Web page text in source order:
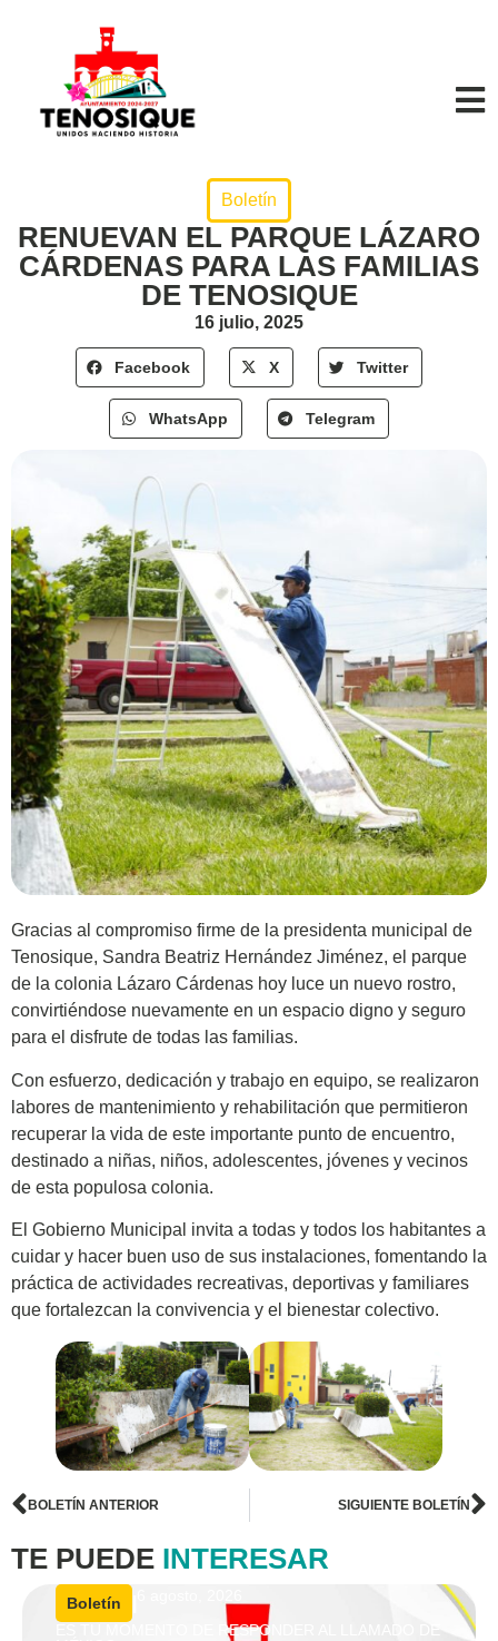
Boletín
RENUEVAN EL PARQUE LÁZARO
CÁRDENAS PARA LAS FAMILIAS
DE TENOSIQUE
16 julio, 2025
Facebook X Twitter
WhatsApp Telegram
Gracias al compromiso firme de la presidenta municipal de
Tenosique, Sandra Beatriz Hernández Jiménez, el parque
de la colonia Lázaro Cárdenas hoy luce un nuevo rostro,
convirtiéndose nuevamente en un espacio digno y seguro
para el disfrute de todas las familias.
Con esfuerzo, dedicación y trabajo en equipo, se realizaron
labores de mantenimiento y rehabilitación que permitieron
recuperar la vida de este importante punto de encuentro,
destinado a niñas, niños, adolescentes, jóvenes y vecinos
de esta populosa colonia.
El Gobierno Municipal invita a todas y todos los habitantes a
cuidar y hacer buen uso de sus instalaciones, fomentando la
práctica de actividades recreativas, deportivas y familiares
que fortalezcan la convivencia y el bienestar colectivo.
BOLETÍN ANTERIOR SIGUIENTE BOLETÍN
TE PUEDE INTERESAR
Boletín
ES TU MOMENTO DE RESPONDER AL LLAMADO DE